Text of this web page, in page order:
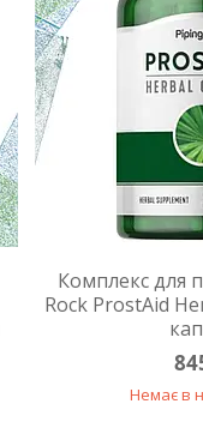
Комплекс для
Rock ProstAid
Немає в